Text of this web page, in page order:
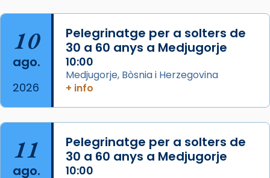
col·laboradors, a la Catedral de Barcelona.
L’arquebisbe de Barcelona, el cardenal Joan
Josep Omella, ha presidit la missa i l’ha
concelebrat el bisbe auxiliar de Barcelona,
Mons. David Abadías.
📸 Dr. G. Simón
Foto
View on Facebook · Share
Arquebisbat de Barcelona
10
ago.
2026
Pelegrinatge per a solters de
30 a 60 anys a Medjugorje
10:00
Medjugorje, Bòsnia i Herzegovina
+ info
11
ago.
Pelegrinatge per a solters de
30 a 60 anys a Medjugorje
10:00